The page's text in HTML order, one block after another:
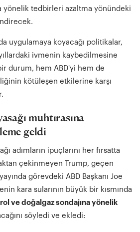
yönelik tedbirleri azaltma yönündeki
uygulamaya koyacağı politikalar,
ivmenin kaybedilmesine
durum, hem ABD'yi hem de
kötüleşen etkilerine karşı
muhtırasına
geldi
adımların ipuçlarını her fırsatta
çekinmeyen Trump, geçen
görevdeki ABD Başkanı Joe
kara sularının büyük bir kısmında
ve doğalgaz sondajına yönelik
söyledi ve ekledi: